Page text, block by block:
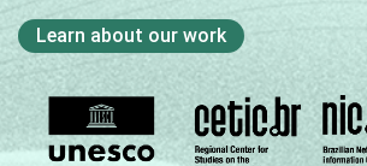
Learn about our work